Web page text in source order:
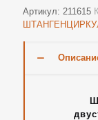
Артикул: 211615